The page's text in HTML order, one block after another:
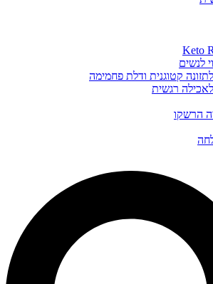
לנשים
לתזונה קטוגנית ודלת פחמימה
לאכילה רגשית
הרשקו